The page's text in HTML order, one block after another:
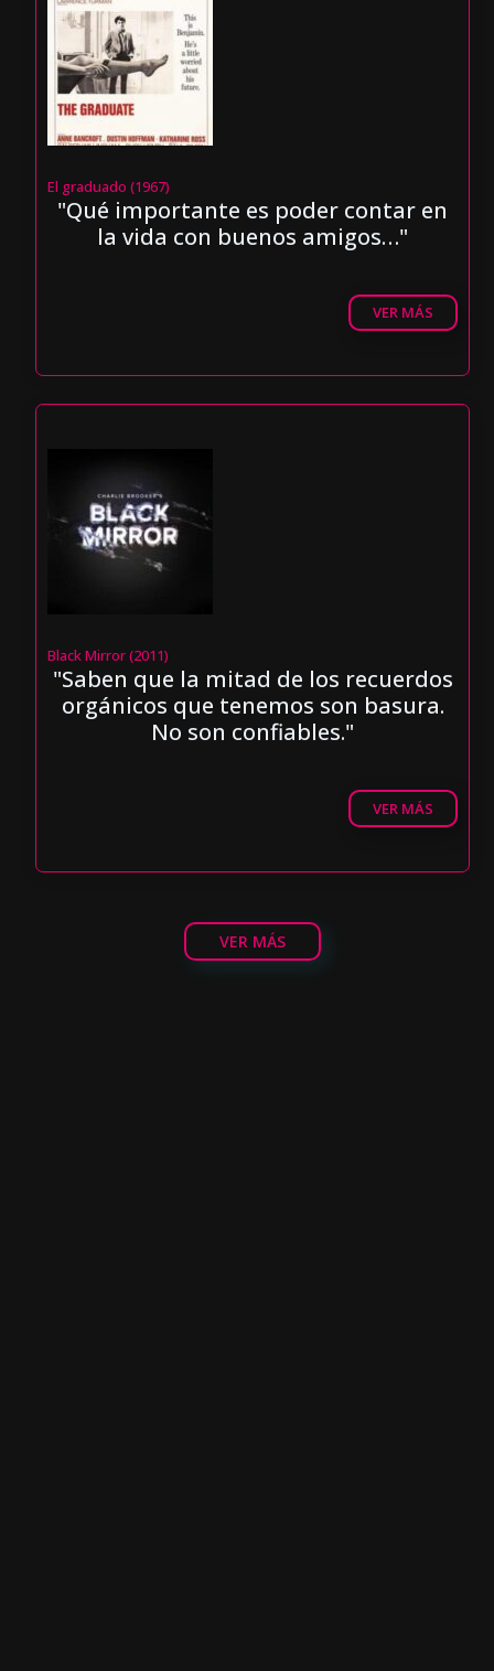
El graduado (1967)
"Qué importante es poder contar en
la vida con buenos amigos…"
VER MÁS
Black Mirror (2011)
"Saben que la mitad de los recuerdos
orgánicos que tenemos son basura.
No son confiables."
VER MÁS
VER MÁS